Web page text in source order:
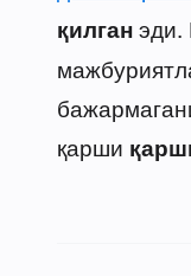
қилганэди.
қарши